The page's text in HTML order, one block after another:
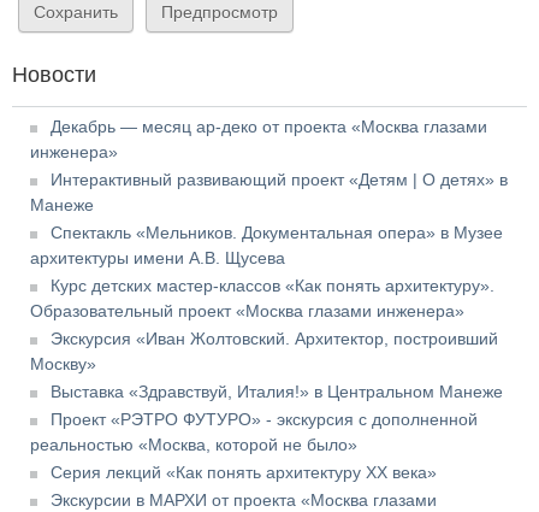
Новости
Декабрь — месяц ар-деко от проекта «Москва глазами
инженера»
Интерактивный развивающий проект «Детям | О детях» в
Манеже
Спектакль «Мельников. Документальная опера» в Музее
архитектуры имени А.В. Щусева
Курс детских мастер-классов «Как понять архитектуру».
Образовательный проект «Москва глазами инженера»
Экскурсия «Иван Жолтовский. Архитектор, построивший
Москву»
Выставка «Здравствуй, Италия!» в Центральном Манеже
Проект «РЭТРО ФУТУРО» - экскурсия с дополненной
реальностью «Москва, которой не было»
Серия лекций «Как понять архитектуру XX века»
Экскурсии в МАРХИ от проекта «Москва глазами